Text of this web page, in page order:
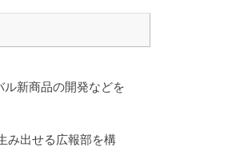
新商品の開発などを
み出せる広報部を構